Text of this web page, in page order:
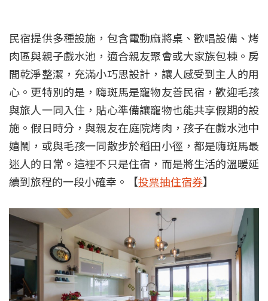
民宿提供多種設施，包含電動麻將桌、歡唱設備、烤
肉區與親子戲水池，適合親友聚會或大家族包棟。房
間乾淨整潔，充滿小巧思設計，讓人感受到主人的用
心。更特別的是，嗨斑馬是寵物友善民宿，歡迎毛孩
與旅人一同入住，貼心準備讓寵物也能共享假期的設
施。假日時分，與親友在庭院烤肉，孩子在戲水池中
嬉鬧，或與毛孩一同散步於稻田小徑，都是嗨斑馬最
迷人的日常。這裡不只是住宿，而是將生活的溫暖延
續到旅程的一段小確幸。【投票抽住宿券】